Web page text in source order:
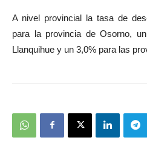
A nivel provincial la tasa de
para la provincia de Osorno,
Llanquihue y un 3,0% para las